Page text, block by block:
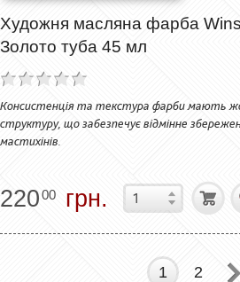
Художня масляна фарба
Золото туба 45 мл
Консистенція та текстура фарби мають
структуру, що забезпечує відмінне
мастихінів.
22000 грн.
1 2